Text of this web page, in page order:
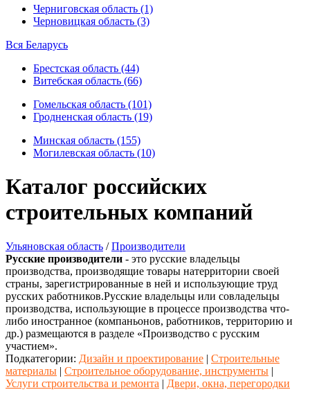
Черниговская область (1)
Черновицкая область (3)
Вся Беларусь
Брестская область (44)
Витебская область (66)
Гомельская область (101)
Гродненская область (19)
Минская область (155)
Могилевская область (10)
Каталог российских
строительных компаний
Ульяновская область /Производители
Русские производители - это русские владельцы
производства, производящие товары натерритории своей
страны, зарегистрированные в ней и использующие труд
русских работников.Русские владельцы или совладельцы
производства, использующие в процессе производства что-
либо иностранное (компаньонов, работников, территорию и
др.) размещаются в разделе «Производство с русским
участием».
Подкатегории: Дизайн и проектирование | Строительные
материалы | Строительное оборудование, инструменты |
Услуги строительства и ремонта | Двери, окна, перегородки